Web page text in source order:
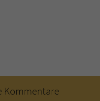
Kommentare